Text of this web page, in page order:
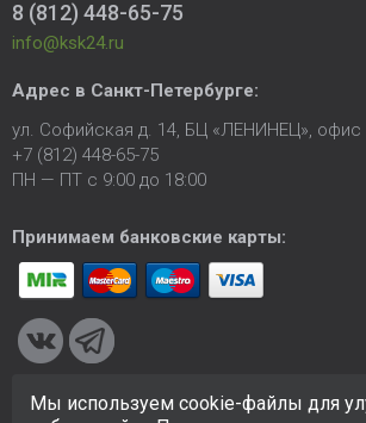
8 (812) 448-65-75
info@ksk24.ru
Адрес в Санкт-Петербурге:
ул. Софийская д. 14, БЦ «ЛЕНИНЕЦ», офис
+7 (812) 448-65-75
ПН — ПТ с 9:00 до 18:00
Принимаем банковские карты:
© 2005-2026 ООО «КСК». Сайтhttps://ksk24.ru
Мы используем cookie-файлы для